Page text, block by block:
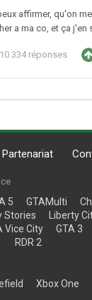
affirmer, qu'on
a ma co, et ça j'en
10 334 réponses
Partenariat
5 GTAMulti
Stories
Liberty
Vice City GTA 3
RDR 2
Xbox One